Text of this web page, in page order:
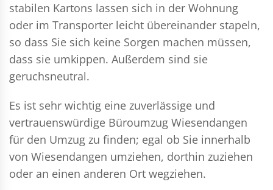
stabilen Kartons lassen sich in der Wohnung
oder im Transporter leicht übereinander stapeln,
so dass Sie sich keine Sorgen machen müssen,
dass sie umkippen. Außerdem sind sie
geruchsneutral.
Es ist sehr wichtig eine zuverlässige und
vertrauenswürdige Büroumzug Wiesendangen
für den Umzug zu finden; egal ob Sie innerhalb
von Wiesendangen umziehen, dorthin zuziehen
oder an einen anderen Ort wegziehen.